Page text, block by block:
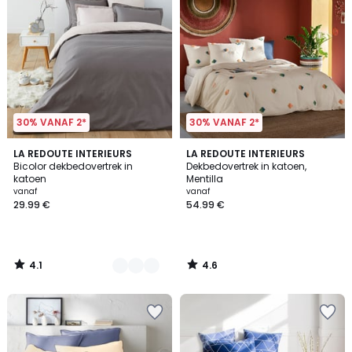
30% VANAF 2*
LA REDOUTE INTERIEURS
Bicolor dekbedovertrek in
katoen
vanaf
29.99 €
4.1
/ 5
5
Kleuren
4.1
/
30% VANAF 2*
LA REDOUTE INTERIEURS
Dekbedovertrek in katoen,
Mentilla
vanaf
54.99 €
4.6
/ 5
4.6
/